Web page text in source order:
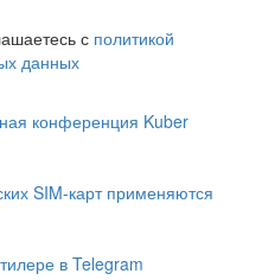
с политикой
данных
конференция Kuber
SIM-карт применяются
в Telegram